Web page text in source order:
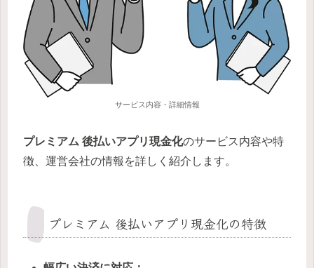
サービス内容・詳細情報
プレミアム 後払いアプリ現金化のサービス内容や特
徴、運営会社の情報を詳しく紹介します。
プレミアム 後払いアプリ現金化の特徴